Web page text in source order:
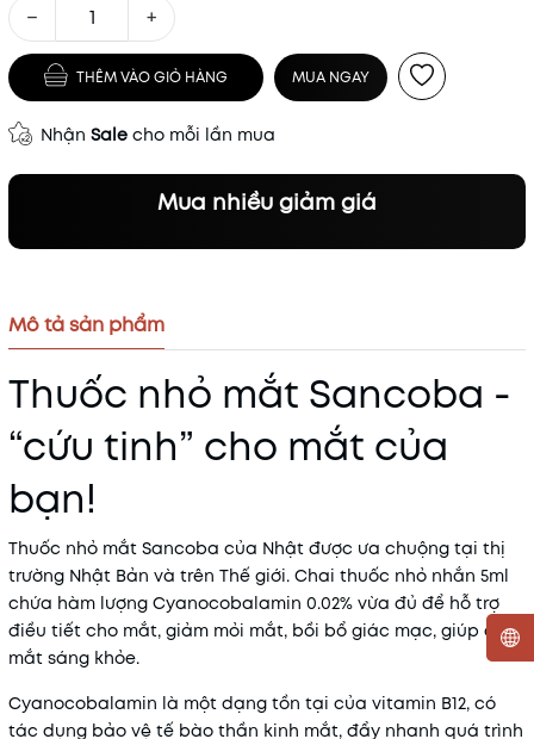
− +
THÊM VÀO GIỎ HÀNG MUA NGAY
Nhận Sale cho mỗi lần mua
Mua nhiều giảm giá
Mô tả sản phẩm
Thuốc nhỏ mắt Sancoba -
“cứu tinh” cho mắt của
bạn!
Thuốc nhỏ mắt Sancoba của Nhật được ưa chuộng tại thị
trường Nhật Bản và trên Thế giới. Chai thuốc nhỏ nhắn 5ml
chứa hàm lượng Cyanocobalamin 0.02% vừa đủ để hỗ trợ
điều tiết cho mắt, giảm mỏi mắt, bồi bổ giác mạc, giúp đôi
mắt sáng khỏe.
Cyanocobalamin là một dạng tồn tại của vitamin B12, có
tác dụng bảo vệ tế bào thần kinh mắt, đẩy nhanh quá trình